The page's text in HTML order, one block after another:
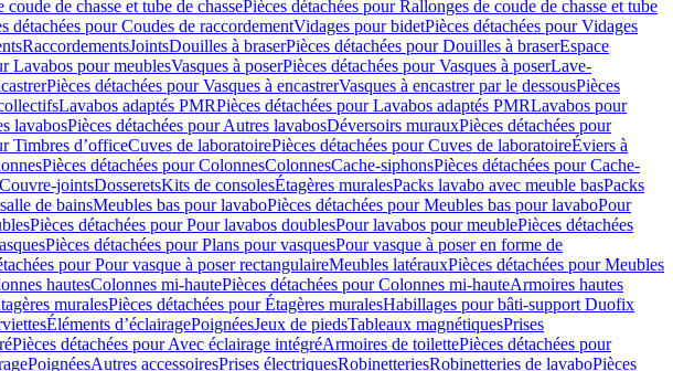
coude de chasse et tube de chassePièces détachées pour Rallonges de coude de chasse et tube
détachées pour Coudes de raccordementVidages pour bidetPièces détachées pour Vidages
RaccordementsJointsDouilles à braserPièces détachées pour Douilles à braserEspace
Lavabos pour meublesVasques à poserPièces détachées pour Vasques à poserLave-
Pièces détachées pour Vasques à encastrerVasques à encastrer par le dessousPièces
Lavabos adaptés PMRPièces détachées pour Lavabos adaptés PMRLavabos pour
lavabosPièces détachées pour Autres lavabosDéversoirs murauxPièces détachées pour
Timbres dʼofficeCuves de laboratoirePièces détachées pour Cuves de laboratoireÉviers à
Pièces détachées pour ColonnesColonnesCache-siphonsPièces détachées pour Cache-
Couvre-jointsDosseretsKits de consolesÉtagères muralesPacks lavabo avec meuble basPacks
de bainsMeubles bas pour lavaboPièces détachées pour Meubles bas pour lavaboPour
Pièces détachées pour Pour lavabos doublesPour lavabos pour meublePièces détachées
Pièces détachées pour Plans pour vasquesPour vasque à poser en forme de
pour Pour vasque à poser rectangulaireMeubles latérauxPièces détachées pour Meubles
hautesColonnes mi-hautePièces détachées pour Colonnes mi-hauteArmoires hautes
muralesPièces détachées pour Étagères muralesHabillages pour bâti-support Duofix
Éléments d’éclairagePoignéesJeux de piedsTableaux magnétiquesPrises
Pièces détachées pour Avec éclairage intégréArmoires de toilettePièces détachées pour
PoignéesAutres accessoiresPrises électriquesRobinetteriesRobinetteries de lavaboPièces